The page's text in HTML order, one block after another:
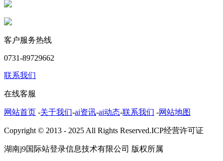
客户服务热线
0731-89729662
联系我们
在线客服
网站首页 -关于我们-ai资讯-ai动态-联系我们 -网站地图
Copyright © 2013 - 2025 All Rights Reserved.ICP经营许可证
湖南j9国际站登录信息技术有限公司 版权所属